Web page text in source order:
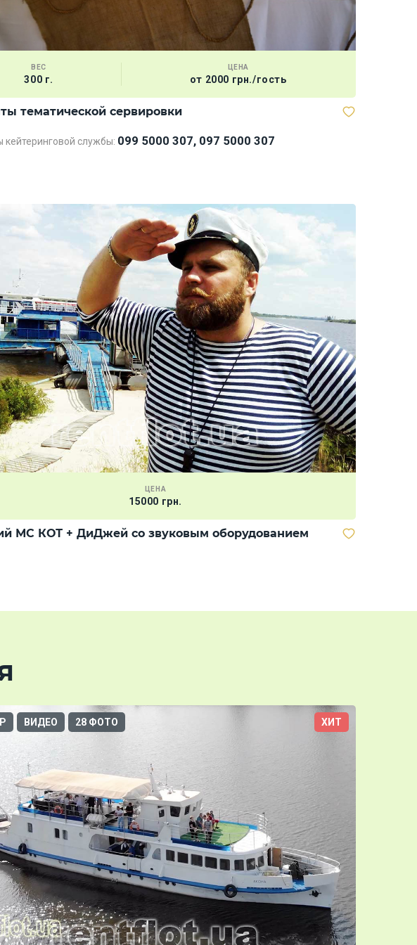
ВЕС
300 г.
ЦЕНА
от 2000 грн./гость
тематической сервировки
службы: 099 5000 307, 097 5000 307
ЦЕНА
15000 грн.
МС КОТ + ДиДжей со звуковым оборудованием
ВИДЕО 28 ФОТО ХИТ